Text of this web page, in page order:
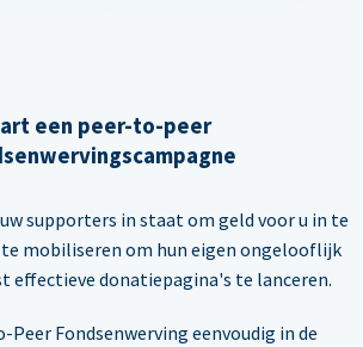
een peer-to-peer
supporters in staat om geld voor u in te
mobiliseren om hun eigen ongelooflijk
effectieve donatiepagina's te lanceren.
Peer Fondsenwerving eenvoudig in de